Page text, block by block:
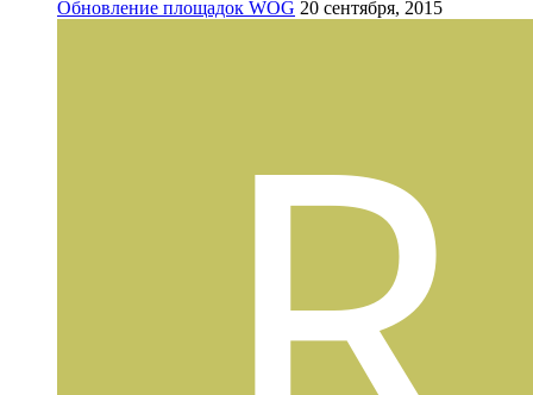
Обновление площадок WOG 20 сентября, 2015